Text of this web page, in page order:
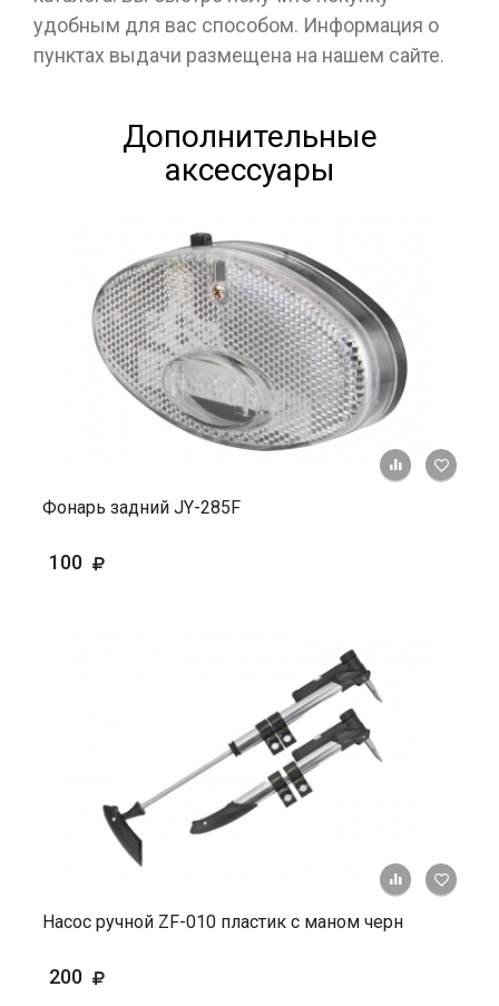
удобным для вас способом. Информация о
пунктах выдачи размещена на нашем сайте.
Дополнительные
аксессуары
+ К
Фонарь задний JY-285F
100
+ К
Насос ручной ZF-010 пластик с маном черн
200